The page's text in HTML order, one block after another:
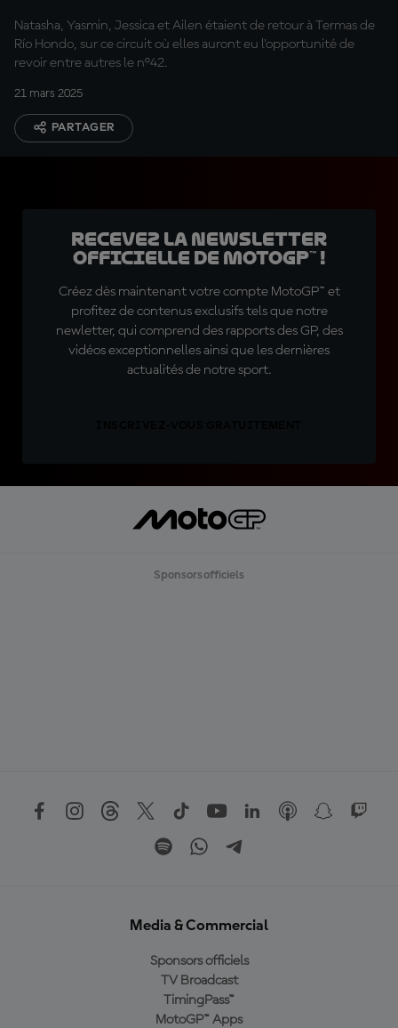
Natasha, Yasmin, Jessica et Ailen étaient de retour à Termas de
Río Hondo, sur ce circuit où elles auront eu l'opportunité de
revoir entre autres le n°42.
21 mars 2025
PARTAGER
Recevez la Newsletter
officielle de MotoGP™ !
Créez dès maintenant votre compte MotoGP™ et
profitez de contenus exclusifs tels que notre
newletter, qui comprend des rapports des GP, des
vidéos exceptionnelles ainsi que les dernières
actualités de notre sport.
Sponsors officiels
Media & Commercial
Sponsors officiels
TV Broadcast
TimingPass™
MotoGP™ Apps